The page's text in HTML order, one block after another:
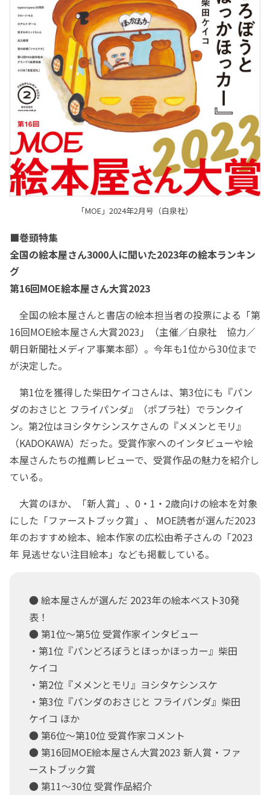
「MOE」2024年2月号（白泉社）
■巻頭特集
全国の絵本屋さん3000人に聞いた2023年の絵本ランキン
グ
第16回MOE絵本屋さん大賞2023
全国の絵本屋さんと書店の絵本担当者の投票による「第
16回MOE絵本屋さん大賞2023」（主催／白泉社 協力／
朝日新聞社メディア事業本部）。今年も1位から30位まで
が決定した。
第1位を獲得した柴田ケイコさんは、第3位にも『パン
ダのおさじと フライパンダ』（ポプラ社）でランクイ
ン。第2位はヨシタケシンスケさんの『メメンとモリ』
（KADOKAWA）だった。受賞作家へのインタビューや絵
本屋さんたちの推薦レビューで、受賞作品の魅力を紹介し
ている。
大賞のほか、「新人賞」、0・1・2歳向けの絵本を対象
にした「ファーストブック賞」、 MOE読者が選んだ2023
年のおすすめ絵本、絵本作家の広松由希子さんの「2023
年 見逃せない注目絵本」なども掲載している。
● 絵本屋さんが選んだ 2023年の絵本ベスト30発
表！
● 第1位～第5位 受賞作家インタビュー
・第1位『パンどろぼうとほっかほっカー』柴田
ケイコ
・第2位『メメンとモリ』ヨシタケシンスケ
・第3位『パンダのおさじと フライパンダ』柴田
ケイコ ほか
● 第6位～第10位 受賞作家コメント
● 第16回MOE絵本屋さん大賞2023 新人賞・ファ
ーストブック賞
● 第11～30位 受賞作品紹介